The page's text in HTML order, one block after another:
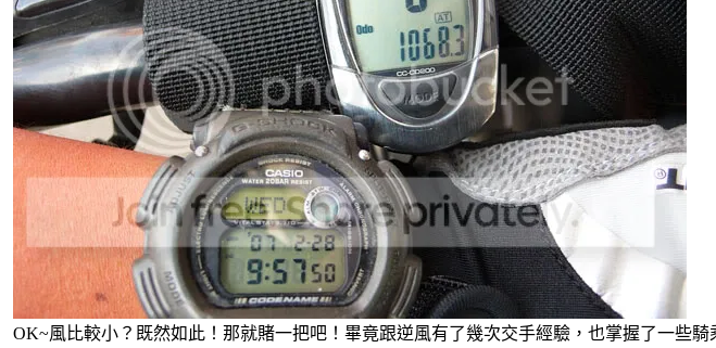
OK~風比較小？既然如此！那就賭一把吧！畢竟跟逆風有了幾次交手經驗，也掌握了一些